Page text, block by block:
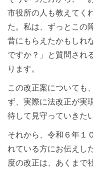
市役所の人も教えてく
た。私は、ずっとこの
昔にもらえたかもしれ
ですか？」と質問され
ります。
この改正案についても
ず、実際に法改正が実
待して見守っていきた
それから、令和６年１
れている方にお伝えし
度の改正は、あくまで